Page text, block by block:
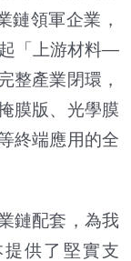
鏈領軍企業，
「上游材料—
整產業閉環，
膜版、光學膜
終端應用的全
鏈配套，為我
供了堅實支